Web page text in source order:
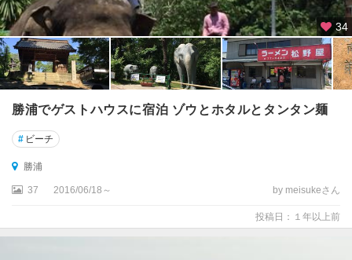
34
勝浦でゲストハウスに宿泊 ゾウとホタルとタンタン麺
# ビーチ
勝浦
37 2016/06/18～ by meisukeさん
投稿日：１年以上前